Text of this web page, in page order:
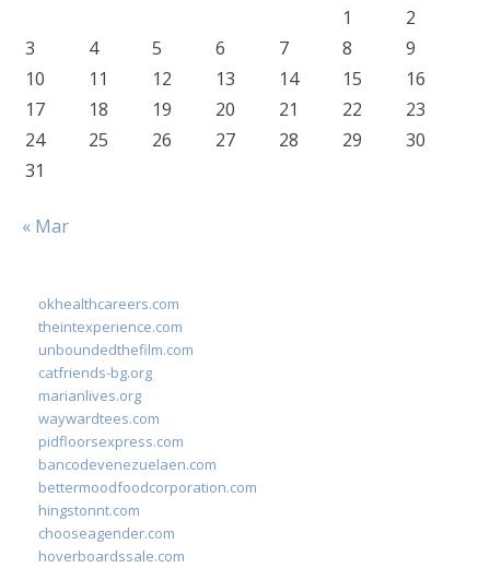
1
2
3
4 5 6 7 8
9
10
11 12 13 14 15
16
17
18 19 20 21 22
23
24
25 26 27 28 29
30
31
« Mar
okhealthcareers.com
theintexperience.com
unboundedthefilm.com
catfriends-bg.org
marianlives.org
waywardtees.com
pidfloorsexpress.com
bancodevenezuelaen.com
bettermoodfoodcorporation.com
hingstonnt.com
chooseagender.com
hoverboardssale.com